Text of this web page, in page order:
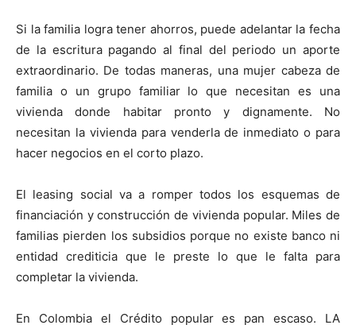
Si la familia logra tener ahorros, puede adelantar la fecha
de la escritura pagando al final del periodo un aporte
extraordinario. De todas maneras, una mujer cabeza de
familia o un grupo familiar lo que necesitan es una
vivienda donde habitar pronto y dignamente. No
necesitan la vivienda para venderla de inmediato o para
hacer negocios en el corto plazo.
El leasing social va a romper todos los esquemas de
financiación y construcción de vivienda popular. Miles de
familias pierden los subsidios porque no existe banco ni
entidad crediticia que le preste lo que le falta para
completar la vivienda.
En Colombia el Crédito popular es pan escaso. LA